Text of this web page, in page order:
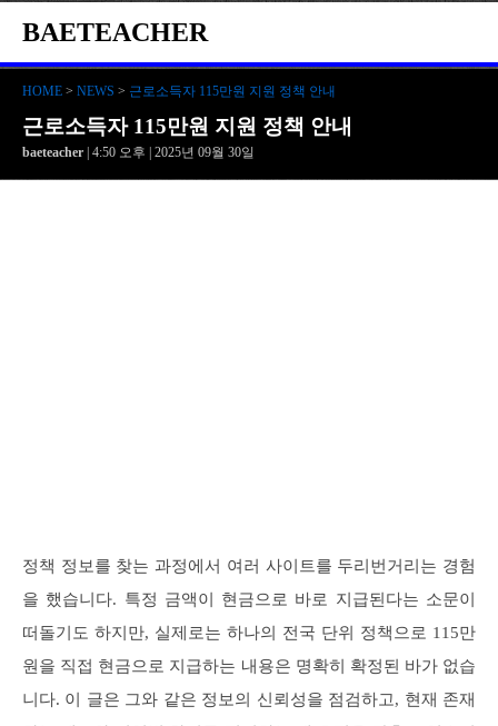
BAETEACHER
HOME > NEWS > 근로소득자 115만원 지원 정책 안내
근로소득자 115만원 지원 정책 안내
baeteacher | 4:50 오후 | 2025년 09월 30일
정책 정보를 찾는 과정에서 여러 사이트를 두리번거리는 경험
을 했습니다. 특정 금액이 현금으로 바로 지급된다는 소문이
떠돌기도 하지만, 실제로는 하나의 전국 단위 정책으로 115만
원을 직접 현금으로 지급하는 내용은 명확히 확정된 바가 없습
니다. 이 글은 그와 같은 정보의 신뢰성을 점검하고, 현재 존재